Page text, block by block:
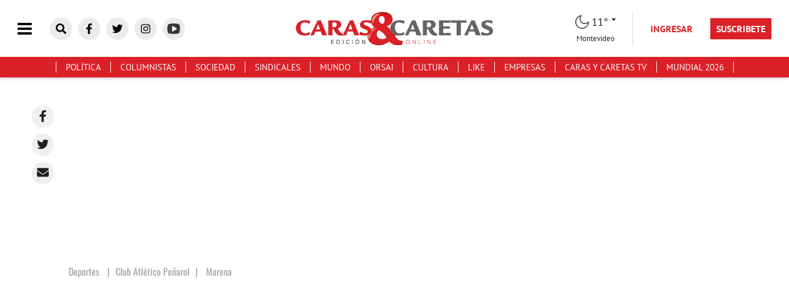
11°
Montevideo
INGRESAR SUSCRIBETE
POLÍTICA COLUMNISTAS SOCIEDAD SINDICALES MUNDO ORSAI CULTURA LIKE EMPRESAS CARAS Y CARETAS TV MUNDIAL 2026
Deportes Club Atlético Peñarol | Morena